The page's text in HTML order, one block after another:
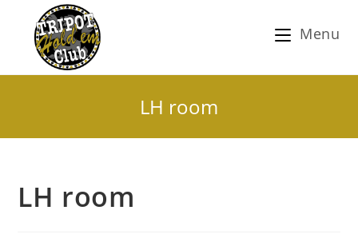
Menu
LH room
LH room